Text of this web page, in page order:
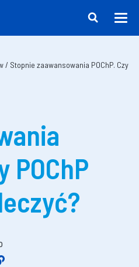
/ Stopnie zaawansowania POChP. Czy
POChP